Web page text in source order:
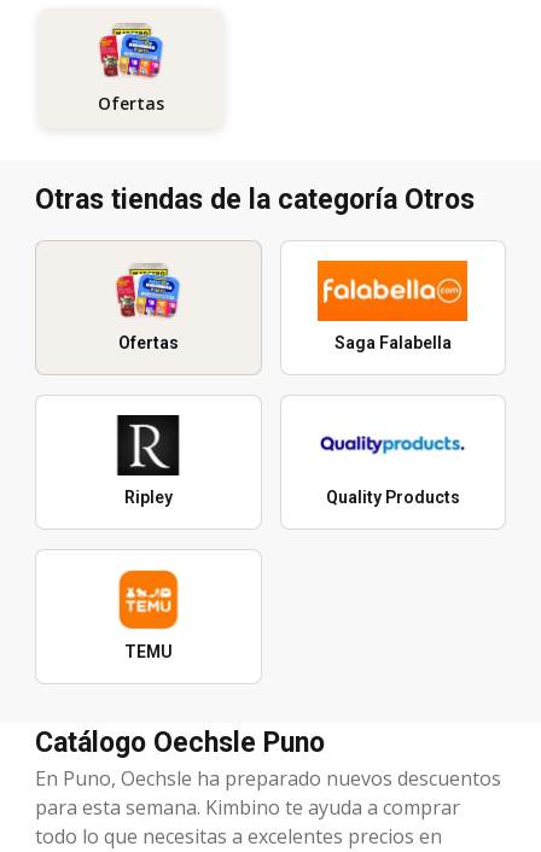
Ofertas
Otras tiendas de la categoría Otros
Ofertas Saga Falabella
Ripley Quality Products
TEMU
Catálogo Oechsle Puno
En Puno, Oechsle ha preparado nuevos descuentos
para esta semana. Kimbino te ayuda a comprar
todo lo que necesitas a excelentes precios en